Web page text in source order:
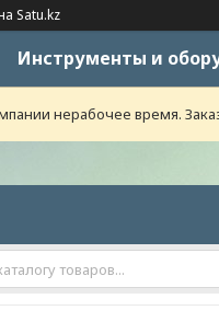
Satu.kz
Инструменты и
нерабочее время.